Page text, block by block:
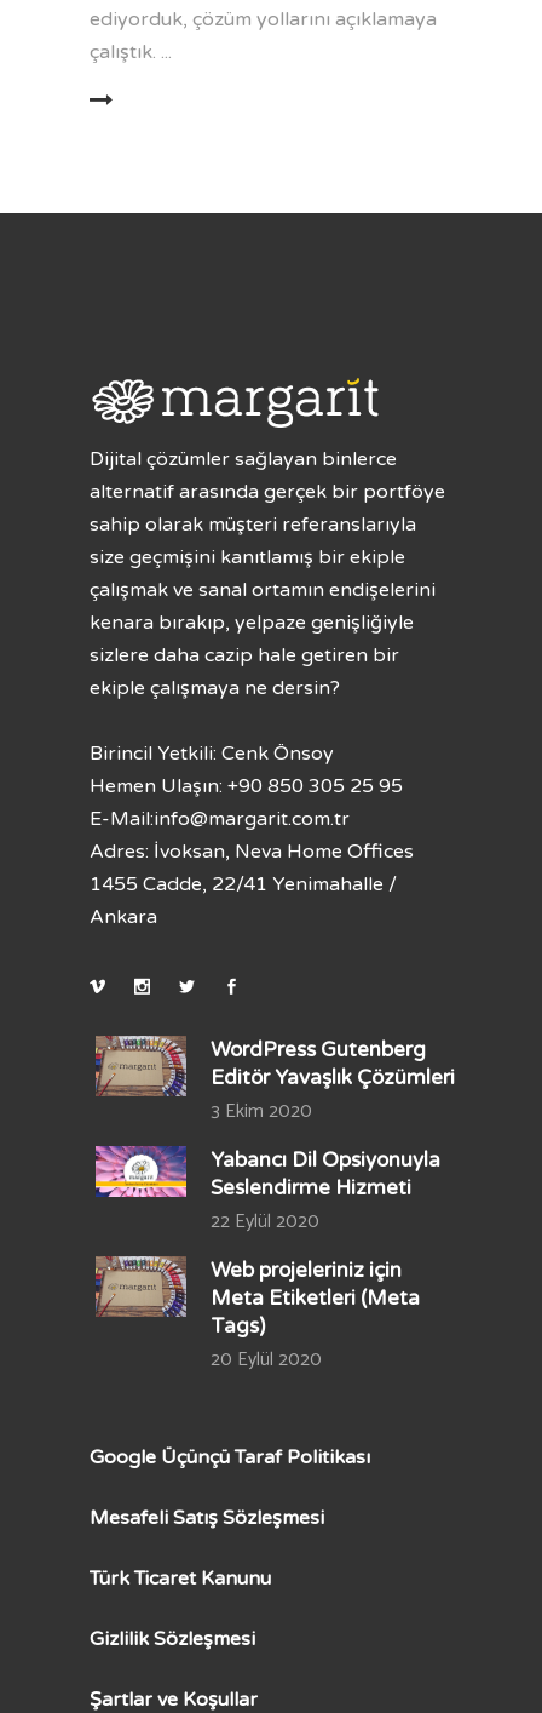
ediyorduk, çözüm yollarını açıklamaya
çalıştık.
Dijital çözümler sağlayan binlerce
alternatif arasında gerçek bir portföye
sahip olarak müşteri referanslarıyla
size geçmişini kanıtlamış bir ekiple
çalışmak ve sanal ortamın endişelerini
kenara bırakıp, yelpaze genişliğiyle
sizlere daha cazip hale getiren bir
ekiple çalışmaya ne dersin?
Birincil Yetkili: Cenk Önsoy
Hemen Ulaşın: +90 850 305 25 95
E-Mail:info@margarit.com.tr
Adres: İvoksan, Neva Home Offices
1455 Cadde, 22/41 Yenimahalle /
Ankara
WordPress Gutenberg
Editör Yavaşlık Çözümleri
3 Ekim 2020
Yabancı Dil Opsiyonuyla
Seslendirme Hizmeti
22 Eylül 2020
Web projeleriniz için
Meta Etiketleri (Meta
Tags)
20 Eylül 2020
Google Üçünçü Taraf Politikası
Mesafeli Satış Sözleşmesi
Türk Ticaret Kanunu
Gizlilik Sözleşmesi
Şartlar ve Koşullar